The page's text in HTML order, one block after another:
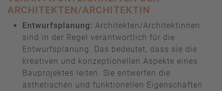
ARCHITEKTEN/ARCHITEKTIN
Entwurfsplanung: Architekten/Architektinnen
sind in der Regel verantwortlich für die
Entwurfsplanung. Das bedeutet, dass sie die
kreativen und konzeptionellen Aspekte eines
Bauprojektes leiten. Sie entwerfen die
ästhetischen und funktionellen Eigenschaften